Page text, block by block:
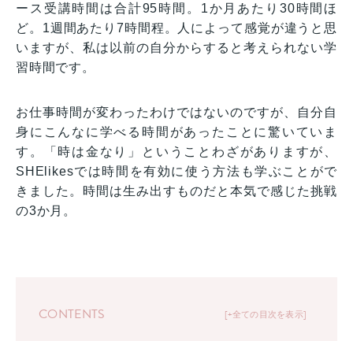
ース受講時間は合計95時間。1か月あたり30時間ほ
ど。1週間あたり7時間程。人によって感覚が違うと思
いますが、私は以前の自分からすると考えられない学
習時間です。
お仕事時間が変わったわけではないのですが、自分自
身にこんなに学べる時間があったことに驚いていま
す。「時は金なり」ということわざがありますが、
SHElikesでは時間を有効に使う方法も学ぶことがで
きました。時間は生み出すものだと本気で感じた挑戦
の3か月。
+全ての目次を表示
CONTENTS